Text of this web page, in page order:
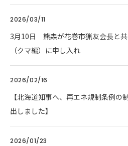
2026/03/11
3月10日 熊森が花巻市猟友会長と
（クマ編）に申し入れ
2026/02/16
【北海道知事へ、再エネ規制条例
出しました】
2026/01/23